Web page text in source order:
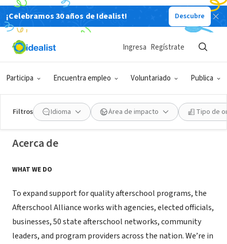
¡Celebramos 30 años de Idealist! Descubre
Participa Encuentra empleo Voluntariado Publica
Ingresa Regístrate
Filtros Idioma Área de impacto Tipo de
Afterschool Alliance
Washington, DC www.afterschoolalliance.org
Acerca de
WHAT WE DO
To expand support for quality afterschool programs, the
Afterschool Alliance works with agencies, elected officials,
businesses, 50 state afterschool networks, community
leaders, and program providers across the nation. We’re in